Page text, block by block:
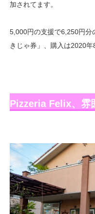
加されてます。
5,000円の支援で6,250円分
きじゃ券」、購入は2020
Pizzeria Felix、雰